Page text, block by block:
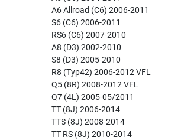
A6 Allroad (C6) 2006-2011
S6 (C6) 2006-2011
RS6 (C6) 2007-2010
A8 (D3) 2002-2010
S8 (D3) 2005-2010
R8 (Typ42) 2006-2012 VFL
Q5 (8R) 2008-2012 VFL
Q7 (4L) 2005-05/2011
TT (8J) 2006-2014
TTS (8J) 2008-2014
TT RS (8J) 2010-2014